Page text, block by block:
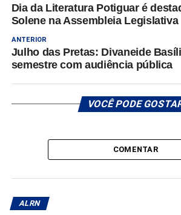
Dia da Literatura Potiguar é
Solene na Assembleia Legislativa
ANTERIOR
Julho das Pretas: Divaneide
semestre com audiência pública
VOCÊ PODE
COMENTAR
ALRN